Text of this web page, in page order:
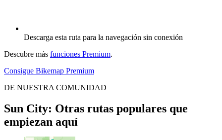
Descarga esta ruta para la navegación sin conexión
Descubre más funciones Premium.
Consigue Bikemap Premium
DE NUESTRA COMUNIDAD
Sun City: Otras rutas populares que
empiezan aquí